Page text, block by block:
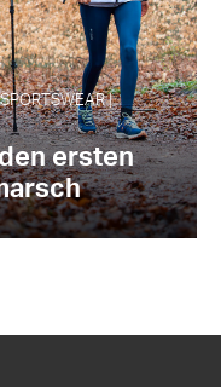
|
ersten